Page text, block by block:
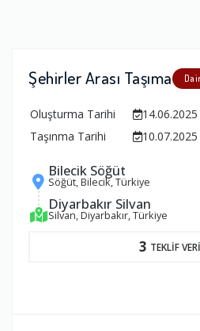
Şehirler Arası Taşıma
Oluşturma Tarihi
Taşınma Tarihi
10.07.2025
Bilecik Söğüt
Söğüt, Bilecik, Türkiye
Diyarbakır Silvan
Silvan, Diyarbakır, Türkiye
3 TEKLİF